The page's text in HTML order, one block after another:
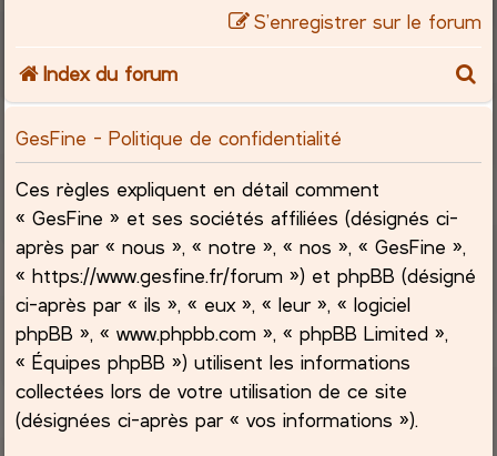
S’enregistrer sur le forum
Index du forum
c
GesFine - Politique de confidentialité
Ces règles expliquent en détail comment
« GesFine » et ses sociétés affiliées (désignés ci-
après par « nous », « notre », « nos », « GesFine »,
« https://www.gesfine.fr/forum ») et phpBB (désigné
ci-après par « ils », « eux », « leur », « logiciel
phpBB », « www.phpbb.com », « phpBB Limited »,
« Équipes phpBB ») utilisent les informations
collectées lors de votre utilisation de ce site
(désignées ci-après par « vos informations »).